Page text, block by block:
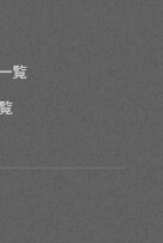
覧